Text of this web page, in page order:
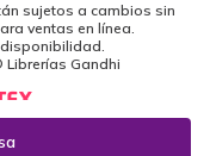
sujetos a cambios sin
ventas en línea.
Gandhi